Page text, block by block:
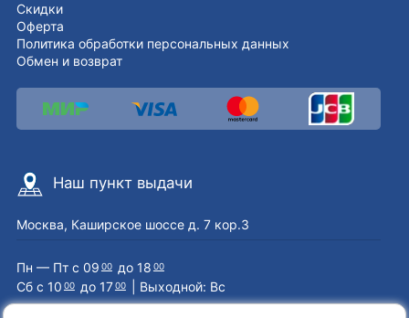
Скидки
Оферта
Политика обработки персональных данных
Обмен и возврат
Наш пункт выдачи
Москва, Каширское шоссе д. 7 кор.3
Пн — Пт с 09 00 до 18 00
Сб с 10 00 до 1700 | Выходной: Вс